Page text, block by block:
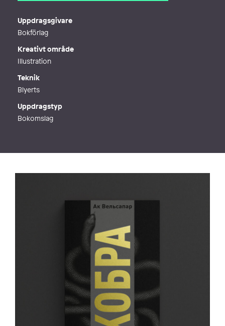
Uppdragsgivare
Bokförlag
Kreativt område
Illustration
Teknik
Blyerts
Uppdragstyp
Bokomslag